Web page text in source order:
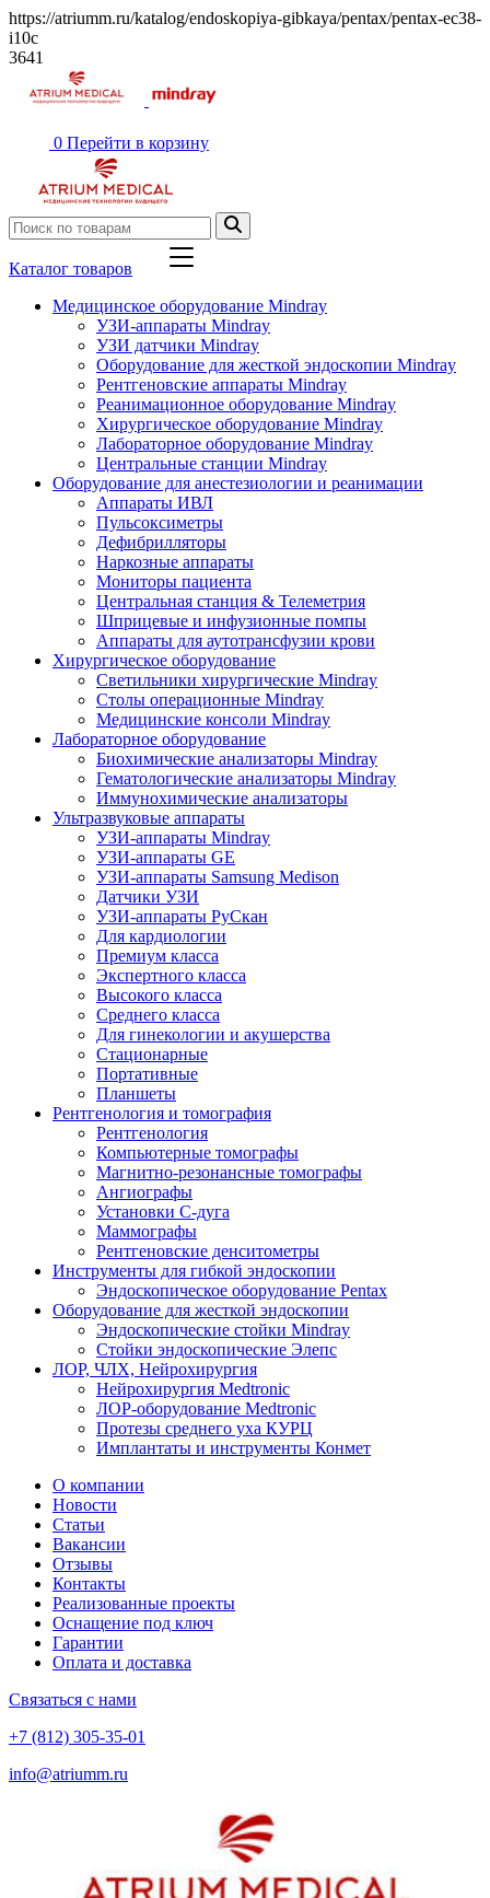
https://atriumm.ru/katalog/endoskopiya-gibkaya/pentax/pentax-ec38-
i10c
3641
0 Перейти в корзину
Каталог товаров
Медицинское оборудование Mindray
УЗИ-аппараты Mindray
УЗИ датчики Mindray
Оборудование для жесткой эндоскопии Mindray
Рентгеновские аппараты Mindray
Реанимационное оборудование Mindray
Хирургическое оборудование Mindray
Лабораторное оборудование Mindray
Центральные станции Mindray
Оборудование для анестезиологии и реанимации
Аппараты ИВЛ
Пульсоксиметры
Дефибрилляторы
Наркозные аппараты
Мониторы пациента
Центральная станция & Телеметрия
Шприцевые и инфузионные помпы
Аппараты для аутотрансфузии крови
Хирургическое оборудование
Светильники хирургические Mindray
Столы операционные Mindray
Медицинские консоли Mindray
Лабораторное оборудование
Биохимические анализаторы Mindray
Гематологические анализаторы Mindray
Иммунохимические анализаторы
Ультразвуковые аппараты
УЗИ-аппараты Mindray
УЗИ-аппараты GE
УЗИ-аппараты Samsung Medison
Датчики УЗИ
УЗИ-аппараты РуСкан
Для кардиологии
Премиум класса
Экспертного класса
Высокого класса
Среднего класса
Для гинекологии и акушерства
Стационарные
Портативные
Планшеты
Рентгенология и томография
Рентгенология
Компьютерные томографы
Магнитно-резонансные томографы
Ангиографы
Установки С-дуга
Маммографы
Рентгеновские денситометры
Инструменты для гибкой эндоскопии
Эндоскопическое оборудование Pentax
Оборудование для жесткой эндоскопии
Эндоскопические стойки Mindray
Стойки эндоскопические Элепс
ЛОР, ЧЛХ, Нейрохирургия
Нейрохирургия Medtronic
ЛОР-оборудование Medtronic
Протезы среднего уха КУРЦ
Имплантаты и инструменты Конмет
О компании
Новости
Статьи
Вакансии
Отзывы
Контакты
Реализованные проекты
Оснащение под ключ
Гарантии
Оплата и доставка
Связаться с нами
+7 (812) 305-35-01
info@atriumm.ru